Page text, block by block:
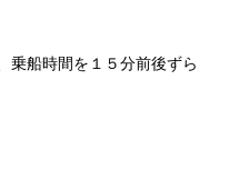
乗船時間を１５分前後ずら